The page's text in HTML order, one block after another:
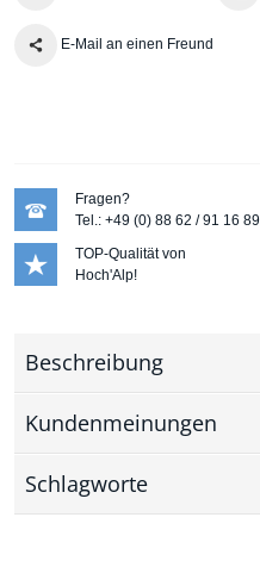
E-Mail an einen Freund
Fragen?
Tel.: +49 (0) 88 62 / 91 16 89
TOP-Qualität von
Hoch'Alp!
Beschreibung
Kundenmeinungen
Schlagworte